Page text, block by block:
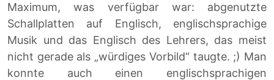
Maximum, was verfügbar war: abgenutzte
Schallplatten auf Englisch, englischsprachige
Musik und das Englisch des Lehrers, das meist
nicht gerade als „würdiges Vorbild“ taugte. ;) Man
konnte auch einen englischsprachigen